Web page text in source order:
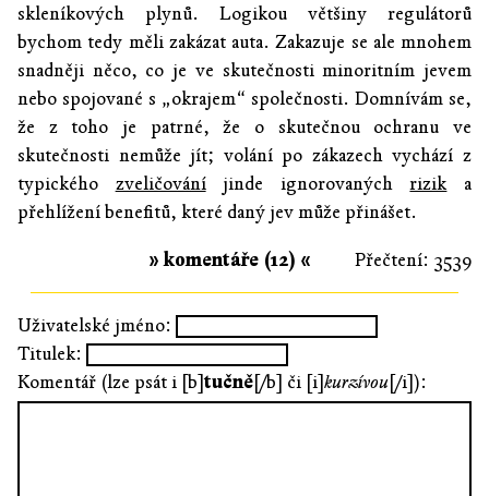
skleníkových plynů. Logikou většiny regulátorů
bychom tedy měli zakázat auta. Zakazuje se ale mnohem
snadněji něco, co je ve skutečnosti minoritním jevem
nebo spojované s „okrajem“ společnosti. Domnívám se,
že z toho je patrné, že o skutečnou ochranu ve
skutečnosti nemůže jít; volání po zákazech vychází z
typického zveličováníjinde ignorovanýchrizik a
přehlížení benefitů, které daný jev může přinášet.
Přečtení: 3539
» komentáře (12) «
Uživatelské jméno:
Titulek:
Komentář (lze psát i [b]tučně[/b] či [i]kurzívou[/i]):